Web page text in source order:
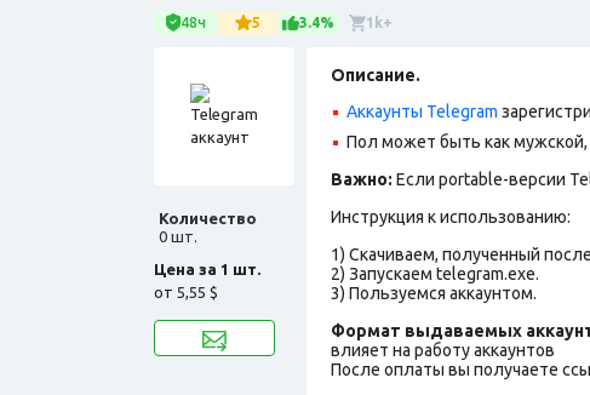
48ч 5 3.4% 1k+
Количество
0 шт.
Цена за 1 шт.
от 5,55 $
Описание.
Аккаунты Telegram
Пол может быть как мужской,
Важно: Если portable-версии
Инструкция к использованию:
1) Скачиваем, полученный
2) Запускаем telegram.exe.
3) Пользуемся аккаунтом.
Формат выдаваемых
влияет на работу аккаунтов
После оплаты вы получаете